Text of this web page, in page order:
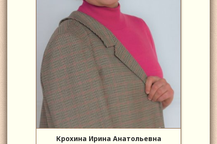
Крохина Ирина Анатольевна